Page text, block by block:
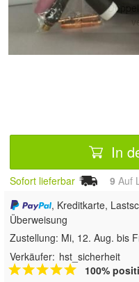
In
Sofort lieferbar 9 Auf
, Kreditkarte,
Überweisung
Zustellung: Mi, 12. Aug. bis
Verkäufer: hst_sicherheit
100%